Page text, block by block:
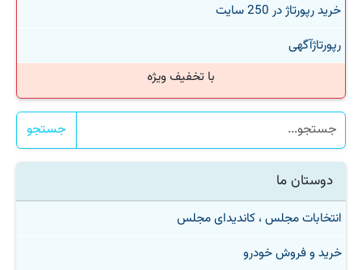
خرید رپورتاژ در 250 سایت
رپورتاژآگهی
با تخفیف ویژه
جستجو
دوستان ما
انتخابات مجلس ، کاندیدای مجلس
خرید و فروش خودرو